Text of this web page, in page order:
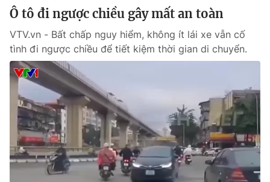
Ô tô đi ngược chiều gây mất an toàn
VTV.vn - Bất chấp nguy hiểm, không ít lái xe vẫn cố
tình đi ngược chiều để tiết kiệm thời gian di chuyển.